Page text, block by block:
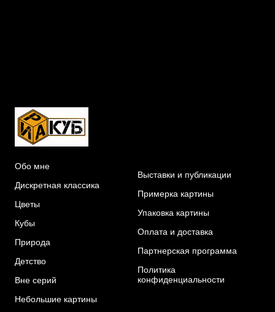
Обо мне
Дискретная классика
Цветы
Кубы
Природа
Детство
Вне серий
Небольшие картины
Выставки и публикации
Примерка картины
Упаковка картины
Оплата и доставка
Партнерская программа
Политика
конфиденциальности